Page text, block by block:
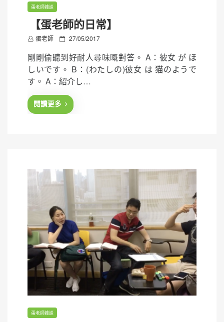
蛋老師雜談
【蛋老師的日常】
蛋老師
P
s
t
e
d
27/05/2017
剛剛偷聽到好耐人尋味嘅對答。 A：彼女 が ほ
しいです。 B：(わたしの)彼女 は 猫のようで
す。 A：紹介し…
閱讀更多
蛋老師雜談